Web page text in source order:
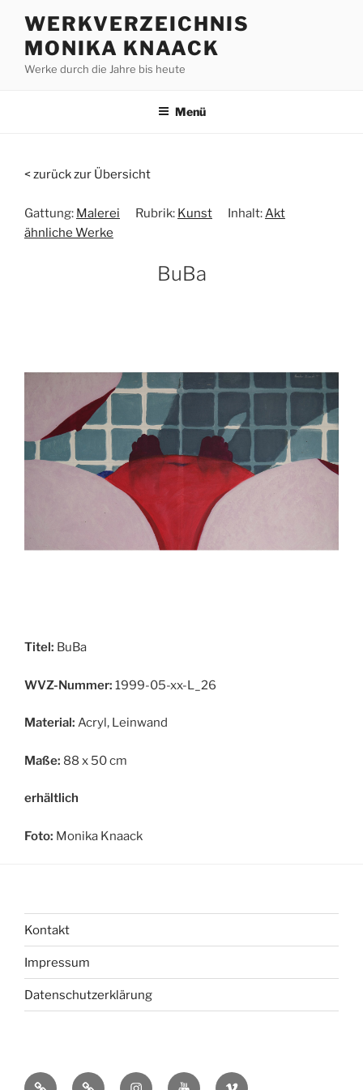
Inhalt
springen
WERKVERZEICHNIS
MONIKA KNAACK
Werke durch die Jahre bis heute
Menü
< zurück zur Übersicht
Gattung: Malerei Rubrik: Kunst Inhalt: Akt
ähnliche Werke
BuBa
Titel: BuBa
WVZ-Nummer: 1999-05-xx-L_26
Material: Acryl, Leinwand
Maße: 88 x 50 cm
erhältlich
Foto: Monika Knaack
Kontakt
Impressum
Datenschutzerklärung
bsky MastadonInstagramYou Vimeo